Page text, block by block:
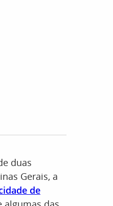
duas
Gerais, a
de